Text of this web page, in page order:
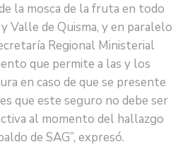
la mosca de la fruta en todo
Valle de Quisma, y en paralelo
Regional Ministerial
que permite a las y los
en caso de que se presente
que este seguro no debe ser
al momento del hallazgo
de SAG”, expresó.